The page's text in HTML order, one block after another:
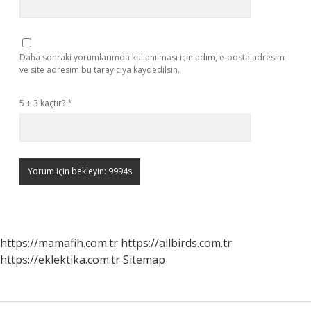
Daha sonraki yorumlarımda kullanılması için adım, e-posta adresim
ve site adresim bu tarayıcıya kaydedilsin.
5 + 3 kaçtır?*
https://mamafih.com.tr https://allbirds.com.tr
https://eklektika.com.trSitemap